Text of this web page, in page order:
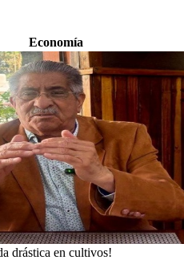
Economía
drástica en cultivos!